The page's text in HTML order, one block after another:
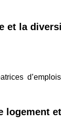
et la
logement